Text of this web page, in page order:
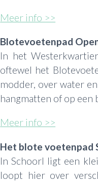
Meer info >>
Blotevoetenpad
In het
oftewel het
modder, over water
hangmatten of op een
Meer info >>
Het blote voetenpad
In Schoorl ligt een
loopt hier over